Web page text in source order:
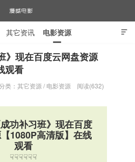
漫威电影

其它资讯 电影资源
》现在百度云网盘资源
观看
类： 其它资源 / 电影资源 阅读(632)
功补习班》现在百度
1080P高清版】在线
观看
☟☟☟☟☟☟